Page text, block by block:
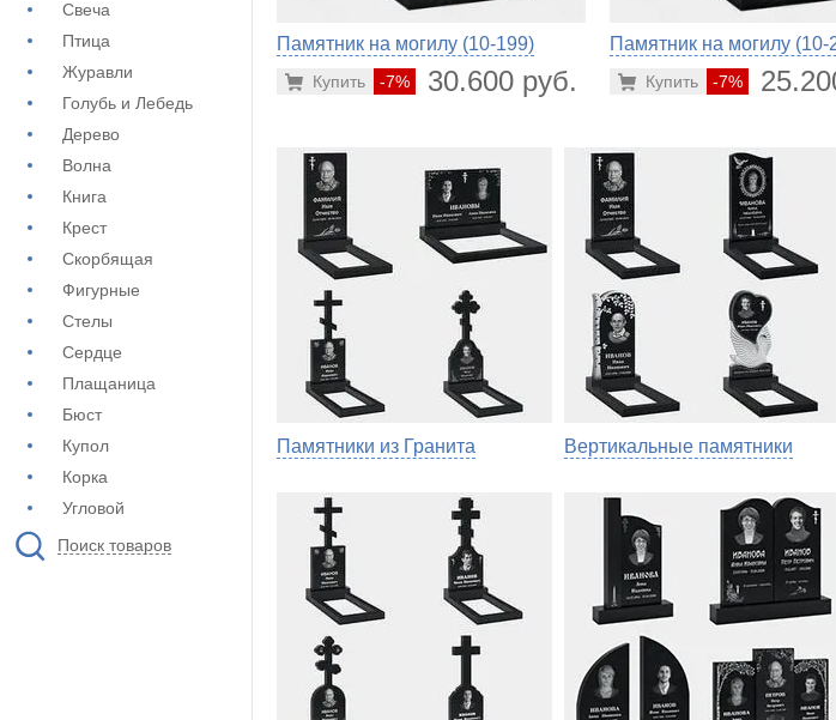
Свеча
Птица
Журавли
Голубь и Лебедь
Дерево
Волна
Книга
Крест
Скорбящая
Фигурные
Стелы
Сердце
Плащаница
Бюст
Купол
Корка
Угловой
Поиск товаров
Памятник на могилу (10-199)
-7% 30.600 руб.
Купить
Памятник на могилу (10-
-7%
Купить
Памятники из Гранита Вертикальные памятники